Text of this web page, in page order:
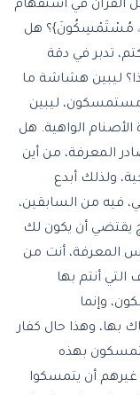
القرآن في استفهام
بِهِۦ مُسْتَمْسِكُونَ}؟ هل
تدبر في دقة
ليبين هشاشة ما
مستمسكون، ليبين
الواهية. هل
المعرفة، من أين
ولذلك أبدع
فيه من السابقين،
يقتضي أن يكون لك
المعرفة، أنت من
أنتم بها
وإنما
وهذا حال كفار
بهذه
غيرهم أن يتمسكوا